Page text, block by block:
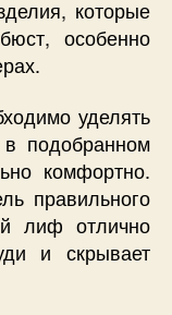
которые
особенно
уделять
подобранном
комфортно.
правильного
лиф отлично
и скрывает